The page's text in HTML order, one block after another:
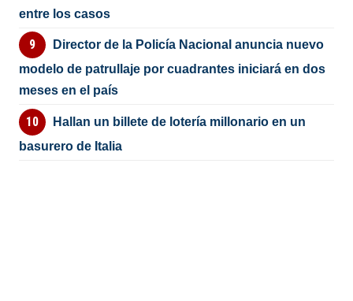
entre los casos
Director de la Policía Nacional anuncia nuevo
modelo de patrullaje por cuadrantes iniciará en dos
meses en el país
Hallan un billete de lotería millonario en un
basurero de Italia